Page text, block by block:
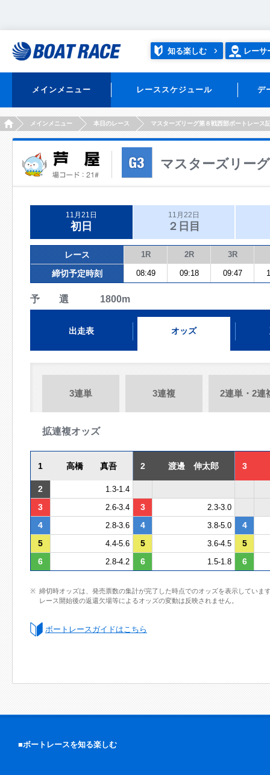
知る楽しむ レーサ
メインメニュー レーススケジュール デ
HOMEメインメニュー 本日のレース マスターズリーグ第８戦西部ボートレース
マスターズリー
11月21日
初日
11月22日
２日目
レース 1R 2R 3R
締切予定時刻 08:49 09:18 09:47
予 選 1800m
出走表 オッズ
3連単 3連複 2連単・2連
拡連複オッズ
1 高橋 真吾 2 渡邊 伸太郎 3
2 1.3-1.4
3 2.6-3.4 3 2.3-3.0
4 2.8-3.6 4 3.8-5.0
4
5
4.4-5.6 5 3.6-4.5
5
6
2.8-4.2 6 1.5-1.8 6
締切時オッズは、発売票数の集計が完了した時点でのオッズを表示していま
レース開始後の返還欠場等によるオッズの変動は反映されません。
ボートレースガイドはこちら
■ボートレースを知る楽しむ